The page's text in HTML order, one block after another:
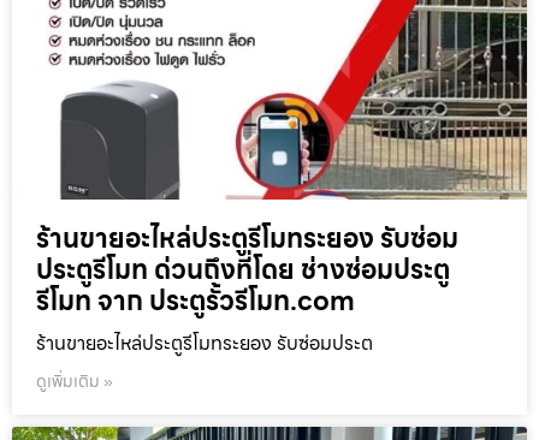
ร้านขายอะไหล่ประตูรีโมทระยอง รับซ่อม
ประตูรีโมท ด่วนถึงที่โดย ช่างซ่อมประตู
รีโมท จาก ประตูรั้วรีโมท.com
ร้านขายอะไหล่ประตูรีโมทระยอง รับซ่อมประต
ดูเพิ่มเติม »